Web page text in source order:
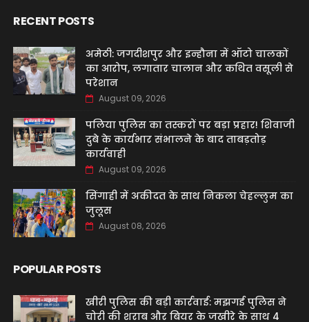
RECENT POSTS
अमेठी: जगदीशपुर और इन्हौना में ऑटो चालकों
का आरोप, लगातार चालान और कथित वसूली से
परेशान
August 09, 2026
पलिया पुलिस का तस्करों पर बड़ा प्रहार! शिवाजी
दुबे के कार्यभार संभालने के बाद ताबड़तोड़
कार्यवाही
August 09, 2026
सिंगाही में अकीदत के साथ निकला चेहल्लुम का
जुलूस
August 08, 2026
POPULAR POSTS
खीरी पुलिस की बड़ी कार्रवाई: मझगई पुलिस ने
चोरी की शराब और बियर के जखीरे के साथ 4